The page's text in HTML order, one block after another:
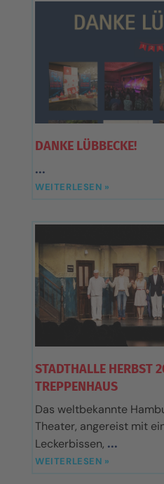
DANKE LÜBBECKE!
WEITERLESEN »
STADTHALLE HERBST
TREPPENHAUS
Das weltbekannte
Theater, angereist mit
Leckerbissen,
WEITERLESEN »